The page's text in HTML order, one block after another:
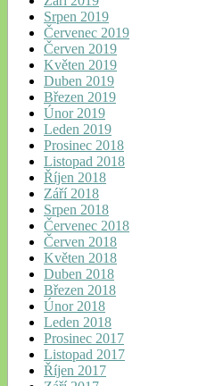
Srpen 2019
Červenec 2019
Červen 2019
Květen 2019
Duben 2019
Březen 2019
Únor 2019
Leden 2019
Prosinec 2018
Listopad 2018
Říjen 2018
Září 2018
Srpen 2018
Červenec 2018
Červen 2018
Květen 2018
Duben 2018
Březen 2018
Únor 2018
Leden 2018
Prosinec 2017
Listopad 2017
Říjen 2017